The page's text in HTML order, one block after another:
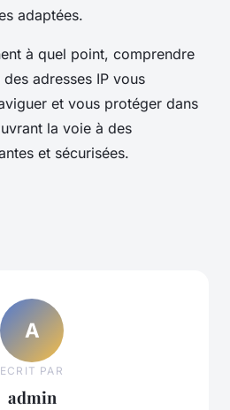
adaptées.
à quel point, comprendre
adresses IP vous
et vous protéger dans
la voie à des
et sécurisées.
A
ECRIT PAR
admin